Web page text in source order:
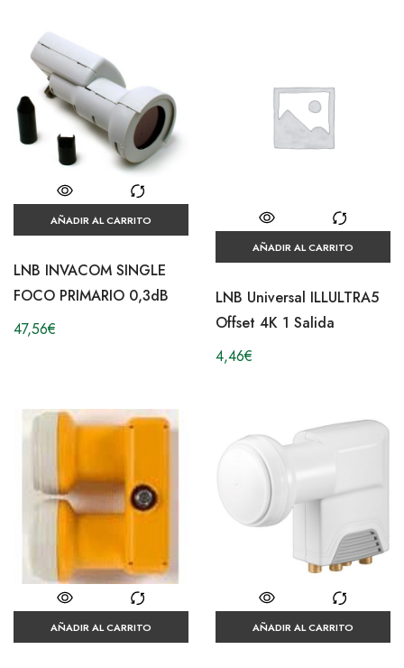
AÑADIR AL CARRITO
LNB INVACOM SINGLE
FOCO PRIMARIO 0,3dB
47,56€
AÑADIR AL CARRITO
LNB Universal ILLULTRA5
Offset 4K 1 Salida
4,46€
AÑADIR AL CARRITO AÑADIR AL CARRITO